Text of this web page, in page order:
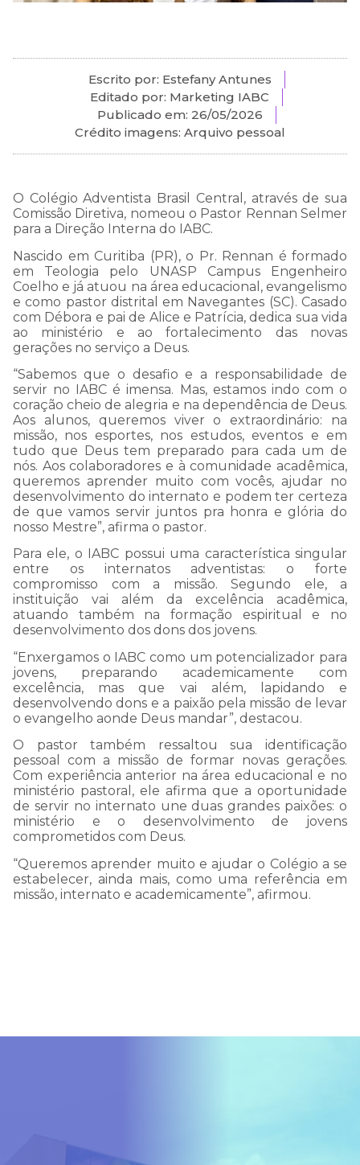
Escrito por: Estefany Antunes
Editado por: Marketing IABC
Publicado em: 26/05/2026
Crédito imagens: Arquivo pessoal
O Colégio Adventista Brasil Central, através de sua
Comissão Diretiva, nomeou o Pastor Rennan Selmer
para a Direção Interna do IABC.
Nascido em Curitiba (PR), o Pr. Rennan é formado
em Teologia pelo UNASP Campus Engenheiro
Coelho e já atuou na área educacional, evangelismo
e como pastor distrital em Navegantes (SC). Casado
com Débora e pai de Alice e Patrícia, dedica sua vida
ao ministério e ao fortalecimento das novas
gerações no serviço a Deus.
“Sabemos que o desafio e a responsabilidade de
servir no IABC é imensa. Mas, estamos indo com o
coração cheio de alegria e na dependência de Deus.
Aos alunos, queremos viver o extraordinário: na
missão, nos esportes, nos estudos, eventos e em
tudo que Deus tem preparado para cada um de
nós. Aos colaboradores e à comunidade acadêmica,
queremos aprender muito com vocês, ajudar no
desenvolvimento do internato e podem ter certeza
de que vamos servir juntos pra honra e glória do
nosso Mestre”, afirma o pastor.
Para ele, o IABC possui uma característica singular
entre os internatos adventistas: o forte
compromisso com a missão. Segundo ele, a
instituição vai além da excelência acadêmica,
atuando também na formação espiritual e no
desenvolvimento dos dons dos jovens.
“Enxergamos o IABC como um potencializador para
jovens, preparando academicamente com
excelência, mas que vai além, lapidando e
desenvolvendo dons e a paixão pela missão de levar
o evangelho aonde Deus mandar”, destacou.
O pastor também ressaltou sua identificação
pessoal com a missão de formar novas gerações.
Com experiência anterior na área educacional e no
ministério pastoral, ele afirma que a oportunidade
de servir no internato une duas grandes paixões: o
ministério e o desenvolvimento de jovens
comprometidos com Deus.
“Queremos aprender muito e ajudar o Colégio a se
estabelecer, ainda mais, como uma referência em
missão, internato e academicamente”, afirmou.